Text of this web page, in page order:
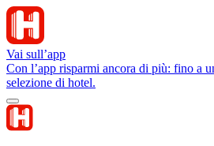
Vai sull’app
Con l’app risparmi ancora di più: fino a
selezione di hotel.